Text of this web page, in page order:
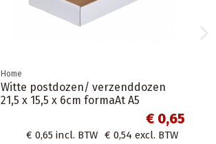
Home
Draagtassen "Millefiori" van
gekleurd kraftpapier met platte
€ 17,53